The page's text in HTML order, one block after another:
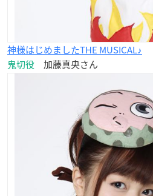
神様はじめましたTHE MUSICAL♪
鬼切役 加藤真央さん